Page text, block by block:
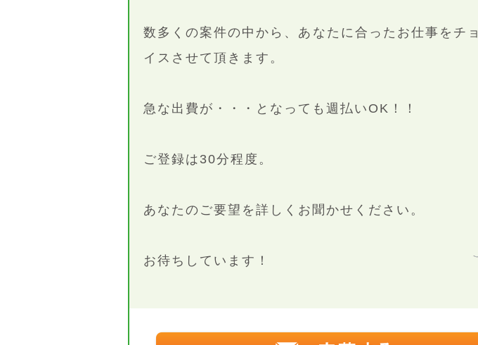
数多くの案件の中から、あなたに合ったお仕事をチョ
イスさせて頂きます。
急な出費が・・・となっても週払いOK！！
ご登録は30分程度。
あなたのご要望を詳しくお聞かせください。
お待ちしています！